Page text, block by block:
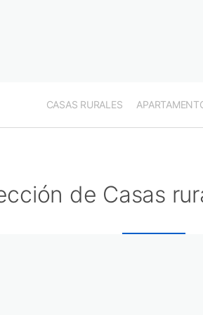
CASAS RURALES
de Casas